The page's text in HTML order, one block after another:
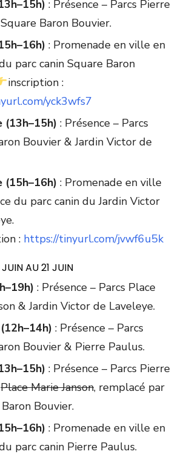
: Présence – Parcs Pierre
Baron Bouvier.
: Promenade en ville en
parc canin Square Baron
inscription :
yck3wfs7
(13h–15h) : Présence – Parcs
Bouvier & Jardin Victor de
(15h–16h) : Promenade en ville
du parc canin du Jardin Victor
: https://tinyurl.com/jvwf6u5k
AU 21 JUIN
: Présence – Parcs Place
& Jardin Victor de Laveleye.
: Présence – Parcs
Bouvier & Pierre Paulus.
: Présence – Parcs Pierre
Place Marie Janson, remplacé par
Bouvier.
: Promenade en ville en
parc canin Pierre Paulus.